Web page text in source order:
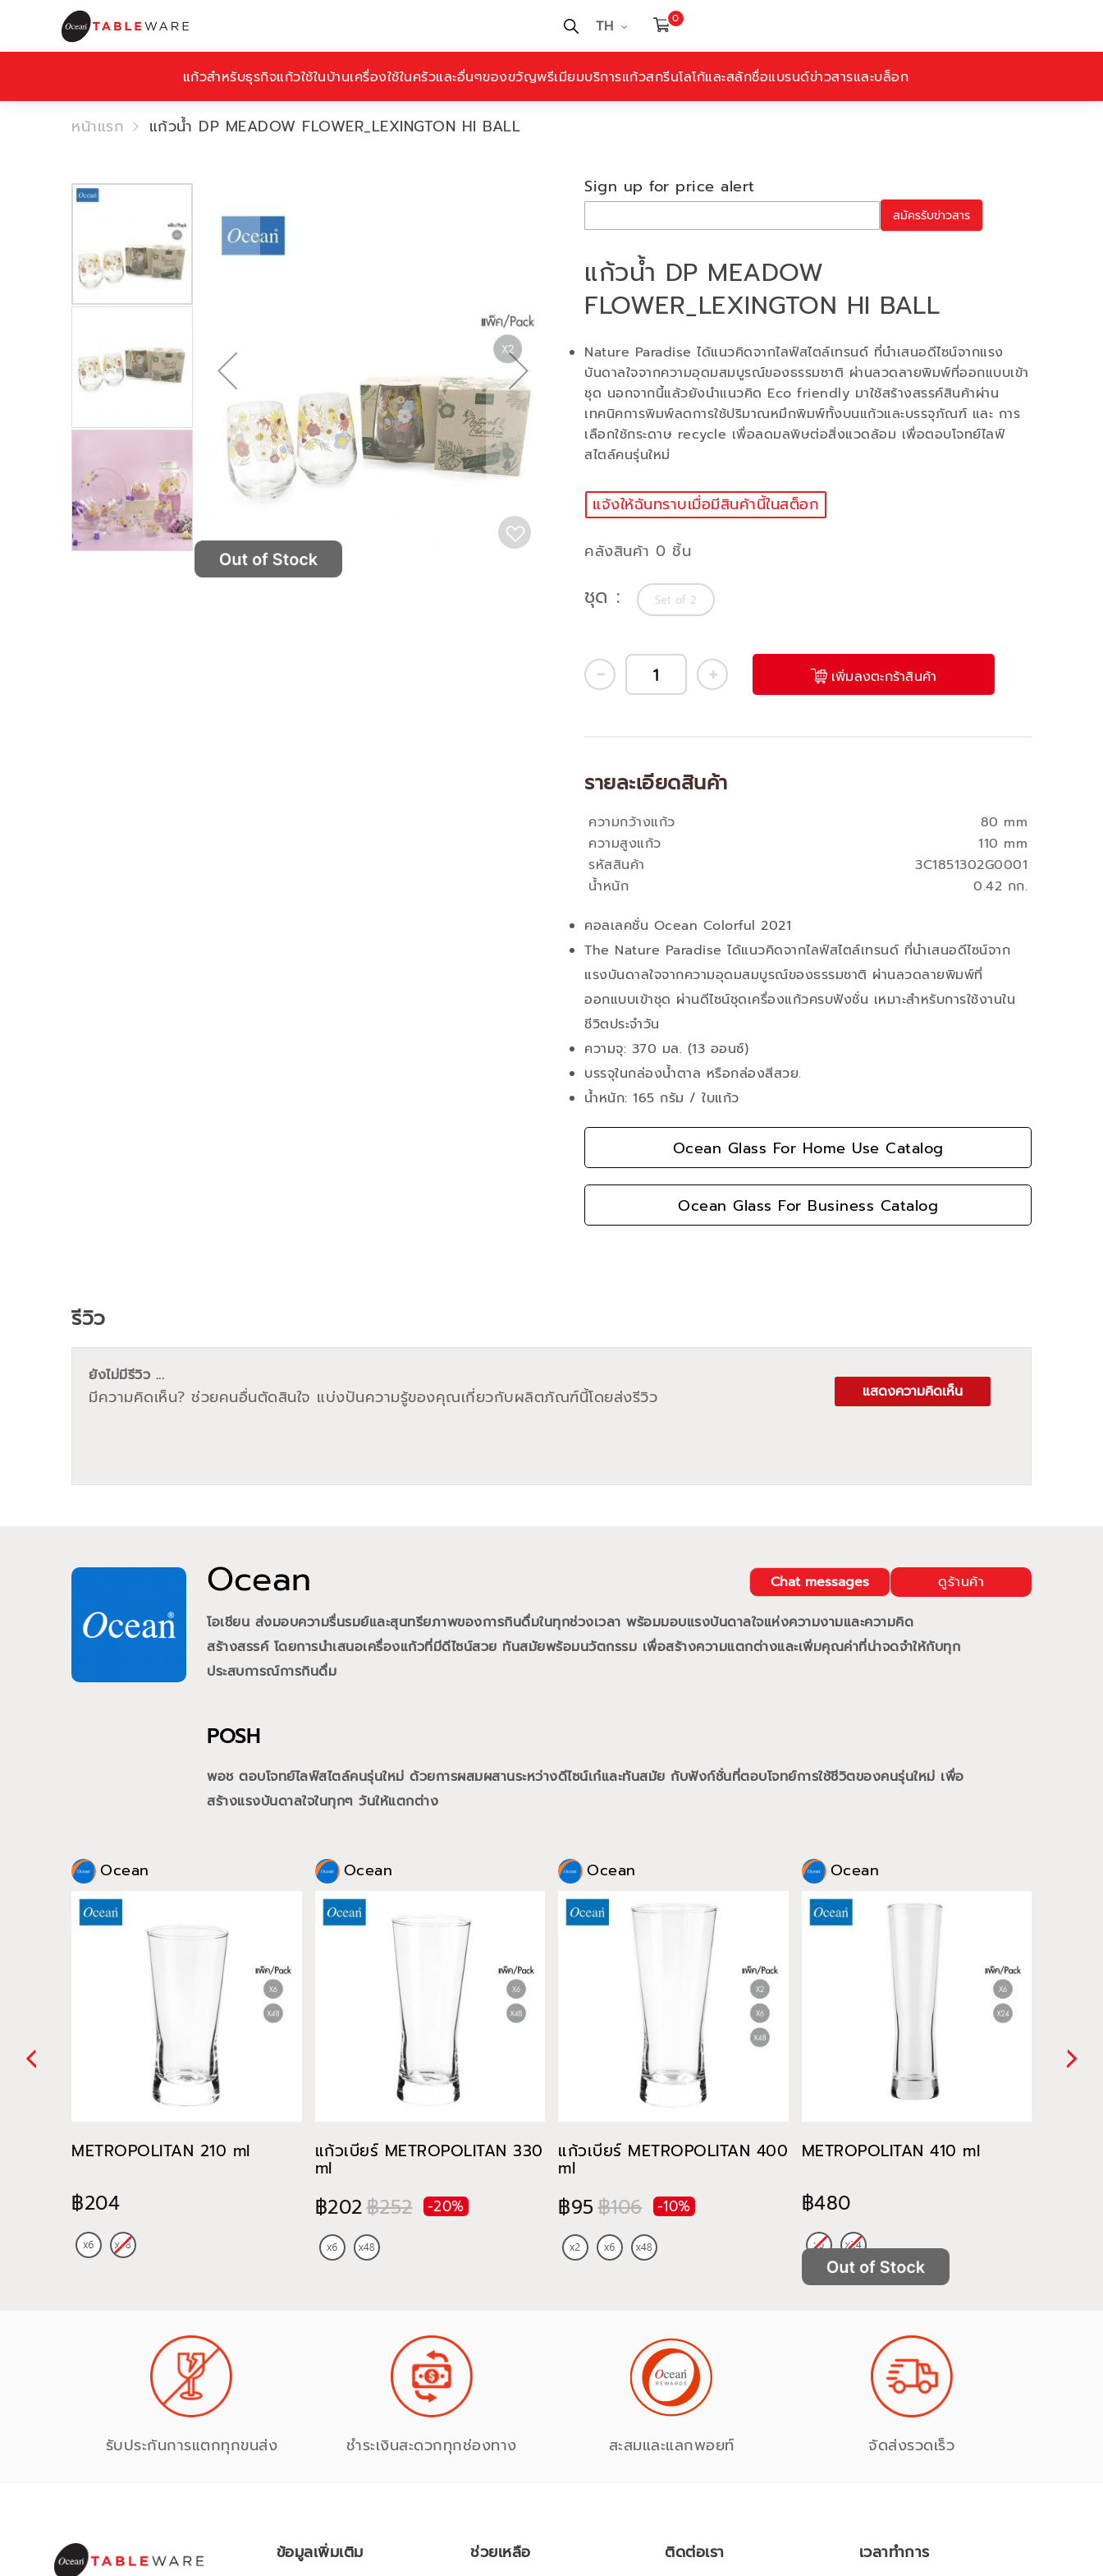
TH 0
แก้วสำหรับธุรกิจแก้วใช้ในบ้านเครื่องใช้ในครัวและอื่นๆของขวัญพรีเมียมบริการแก้วสกรีนโลโก้และสลักชื่อแบรนด์ข่าวสารและบล็อก
หน้าแรก แก้วน้ำ DP MEADOW FLOWER_LEXINGTON HI BALL
แก้วน้ำ DP MEADOW
FLOWER_LEXINGTON HI BALL
คลังสินค้า 0 ชิ้น
Nature Paradise ได้แนวคิดจากไลฟ์สไตล์เทรนด์ ที่นำเสนอดีไซน์จากแรง
บันดาลใจจากความอุดมสมบูรณ์ของธรรมชาติ ผ่านลวดลายพิมพ์ที่ออกแบบเข้า
ชุด นอกจากนี้แล้วยังนำแนวคิด Eco friendly มาใช้สร้างสรรค์สินค้าผ่าน
เทคนิคการพิมพ์ลดการใช้ปริมาณหมึกพิมพ์ทั้งบนแก้วและบรรจุภัณฑ์ และ การ
เลือกใช้กระดาษ recycle เพื่อลดมลพิษต่อสิ่งแวดล้อม เพื่อตอบโจทย์ไลฟ์
สไตล์คนรุ่นใหม่
Sign up for price alert
สมัครรับข่าวสาร
แจ้งให้ฉันทราบเมื่อมีสินค้านี้ในสต็อก
ชุด Set of 2
เพิ่มลงตะกร้าสินค้า
คอลเลคชั่น Ocean Colorful 2021
The Nature Paradise ได้แนวคิดจากไลฟ์สไตล์เทรนด์ ที่นำเสนอดีไซน์จาก
แรงบันดาลใจจากความอุดมสมบูรณ์ของธรรมชาติ ผ่านลวดลายพิมพ์ที่
ออกแบบเข้าชุด ผ่านดีไซน์ชุดเครื่องแก้วครบฟังชั่น เหมาะสำหรับการใช้งานใน
ชีวิตประจำวัน
ความจุ: 370 มล. (13 ออนซ์)
บรรจุในกล่องน้ำตาล หรือกล่องสีสวย.
น้ำหนัก: 165 กรัม / ใบแก้ว
Ocean Glass For Home Use Catalog
Ocean Glass For Business Catalog
รายละเอียดสินค้า
คุณสมบัติ
ความกว้างแก้ว
80 mm
ความสูงแก้ว
110 mm
รหัสสินค้า
3C1851302G0001
น้ำหนัก
0.42 กก.
Ocean ดูร้านค้า
Chat messages
โอเชียน ส่งมอบความรื่นรมย์และสุนทรียภาพของการกินดื่มในทุกช่วงเวลา พร้อมมอบแรงบันดาลใจแห่งความงามและความคิด
สร้างสรรค์ โดยการนำเสนอเครื่องแก้วที่มีดีไซน์สวย ทันสมัยพร้อมนวัตกรรม เพื่อสร้างความแตกต่างและเพิ่มคุณค่าที่น่าจดจำให้กับทุก
ประสบการณ์การกินดื่ม
POSH
พอช ตอบโจทย์ไลฟ์สไตล์คนรุ่นใหม่ ด้วยการผสมผสานระหว่างดีไซน์เก๋และทันสมัย กับฟังก์ชั่นที่ตอบโจทย์การใช้ชีวิตของคนรุ่นใหม่ เพื่อ
สร้างแรงบันดาลใจในทุกๆ วันให้แตกต่าง
Ocean
METROPOLITAN 210 ml
฿204
Ocean
แก้วเบียร์ METROPOLITAN 330
ml
฿202฿252 -20%
Ocean
แก้วเบียร์ METROPOLITAN 400
ml
฿95฿106 -10%
Ocean
METROPOLITAN 410 ml
฿480
รีวิว
ยังไม่มีรีวิว ...
มีความคิดเห็น? ช่วยคนอื่นตัดสินใจ แบ่งปันความรู้ของคุณเกี่ยวกับผลิตภัณฑ์นี้โดยส่งรีวิว แสดงความคิดเห็น
รับประกันการแตกทุกขนส่ง ชำระเงินสะดวกทุกช่องทาง สะสมและแลกพอยท์ จัดส่งรวดเร็ว
ข้อมูลเพิ่มเติม ช่วยเหลือ ติดต่อเรา เวลาทำการ